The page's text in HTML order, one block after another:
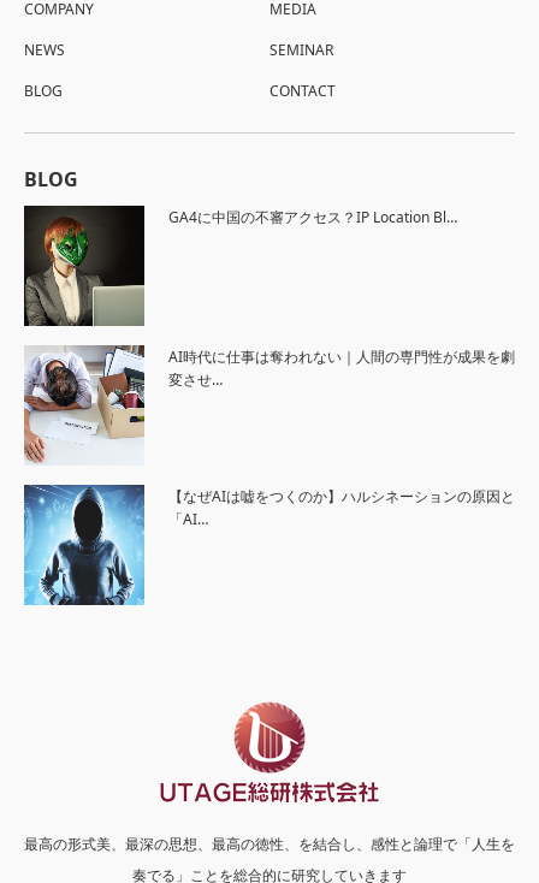
COMPANY
NEWS
BLOG
MEDIA
SEMINAR
CONTACT
BLOG
GA4に中国の不審アクセス？IP Location Bl…
AI時代に仕事は奪われない｜人間の専門性が成果を劇
変させ…
【なぜAIは嘘をつくのか】ハルシネーションの原因と
「AI…
最高の形式美、最深の思想、最高の徳性、を結合し、感性と論理で「人生を
奏でる」ことを総合的に研究していきます